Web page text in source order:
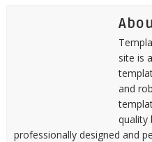
site is
and
quality
professionally designed and